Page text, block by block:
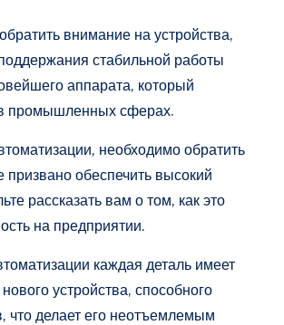
внимание на устройства,
стабильной работы
аппарата, который
в промышленных сферах.
необходимо обратить
обеспечить высокий
рассказать вам о том, как это
на предприятии.
каждая деталь имеет
устройства, способного
что делает его неотъемлемым